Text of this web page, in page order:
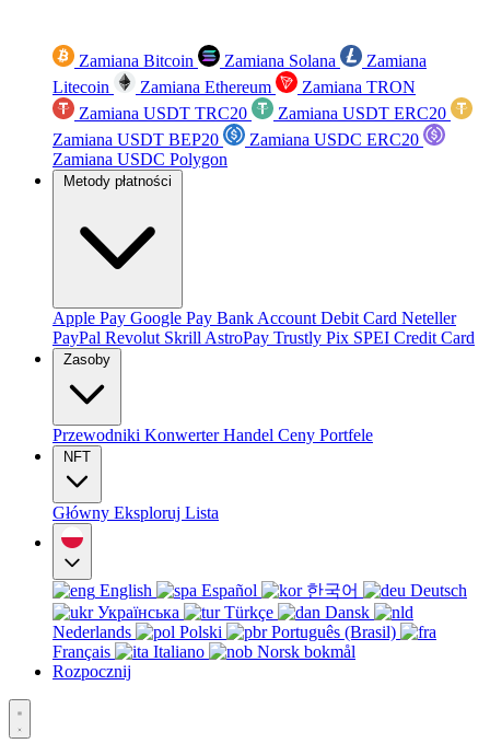
Zamiana Bitcoin Zamiana Solana
Zamiana
Litecoin
Zamiana Ethereum
Zamiana TRON
Zamiana USDT TRC20
Zamiana USDT ERC20
Zamiana USDT BEP20
Zamiana USDC ERC20
Zamiana USDC Polygon
Metody płatności
Apple Pay Google Pay Bank Account Debit Card Neteller
PayPal Revolut Skrill AstroPay Trustly Pix SPEI Credit Card
Zasoby
Przewodniki KonwerterHandel Ceny Portfele
NFT
Główny Eksploruj Lista
English Español 한국어
Deutsch
Українська
Türkçe
Dansk
Nederlands
Polski
Português (Brasil)
Français
Italiano
Norsk bokmål
Rozpocznij